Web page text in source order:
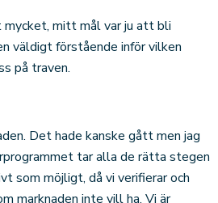
mitt mål var ju att bli
väldigt förstående inför vilken
på traven.
Det hade kanske gått men jag
tar alla de rätta stegen
som möjligt, då vi verifierar och
marknaden inte vill ha. Vi är